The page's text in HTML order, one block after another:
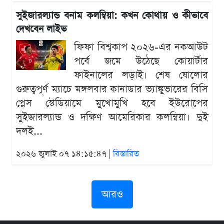
সুইজারল্যান্ড বনাম কলম্বিয়া: কখন কোথায় ও কীভাবে
দেখবেন লাইভ
ফিফা বিশ্বকাপ ২০২৬-এর নকআউট
পর্বে জমে উঠেছে কোয়ার্টার
ফাইনালের লড়াই। শেষ ষোলোর
গুরুত্বপূর্ণ ম্যাচে মঙ্গলবার কানাডার ভ্যাঙ্কুভারের বিসি
প্লেস স্টেডিয়ামে মুখোমুখি হবে ইউরোপের
সুইজারল্যান্ড ও দক্ষিণ আমেরিকার কলম্বিয়া। দুই
দলই...
২০২৬ জুলাই ০৭ ১৪:১৫:৪৭ |বিস্তারিত
আরও